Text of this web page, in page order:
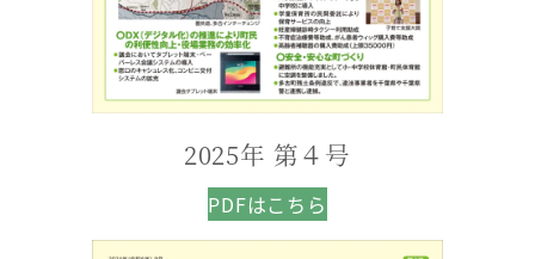
2025年 第４号
PDFはこちら